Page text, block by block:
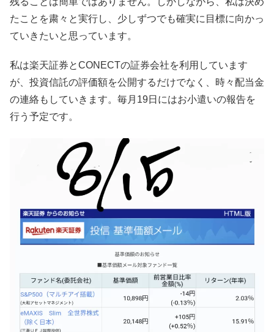
たことを粛々と実行し、少しずつでも確実に目標に向かっ
ていきたいと思っています。
私は楽天証券とCONECTの証券会社を利用しています
が、投資信託の評価額を公開するだけでなく、時々配当金
の連絡もしていきます。毎月19日にはお小遣いの報告を
行う予定です。